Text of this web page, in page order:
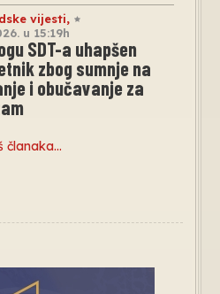
vijesti,
u 15:19h
SDT-a uhapšen
zbog sumnje na
i obučavanje za
članaka…